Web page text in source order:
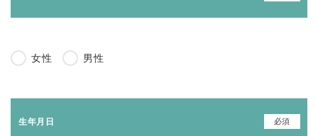
女性 男性
生年月日 必須